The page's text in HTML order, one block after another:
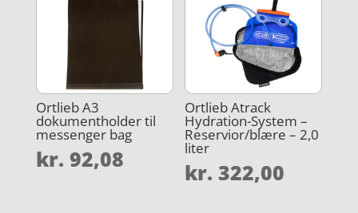
Ortlieb A3
dokumentholder til
messenger bag
kr. 92,08
Ortlieb Atrack
Hydration-System –
Reservior/blære – 2,0
liter
kr. 322,00